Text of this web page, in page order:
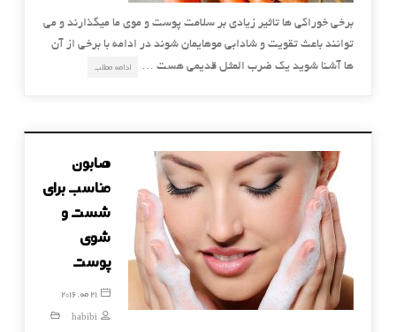
برخی خوراکی ها تاثیر زیادی بر سلامت پوست و موی ما میگذارند و می
توانند باعث تقویت و شادابی موهایمان شوند در ادامه با برخی از آن
ها آشنا شوید یک ضرب المثل قدیمی هست …
ادامه مطلب
صابون
مناسب برای
شست و
شوی
پوست
21 مه, 2016
habibi